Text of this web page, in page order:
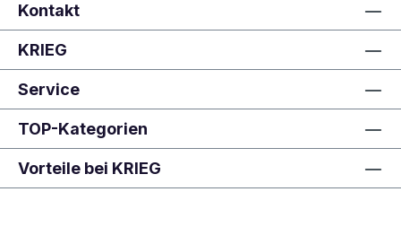
Kontakt
KRIEG
Service
TOP-Kategorien
Vorteile bei KRIEG